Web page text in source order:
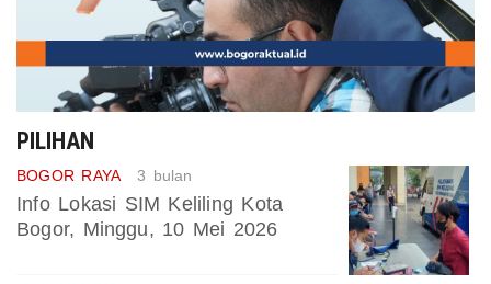
PILIHAN
BOGOR RAYA 3 bulan
Info Lokasi SIM Keliling Kota
Bogor, Minggu, 10 Mei 2026